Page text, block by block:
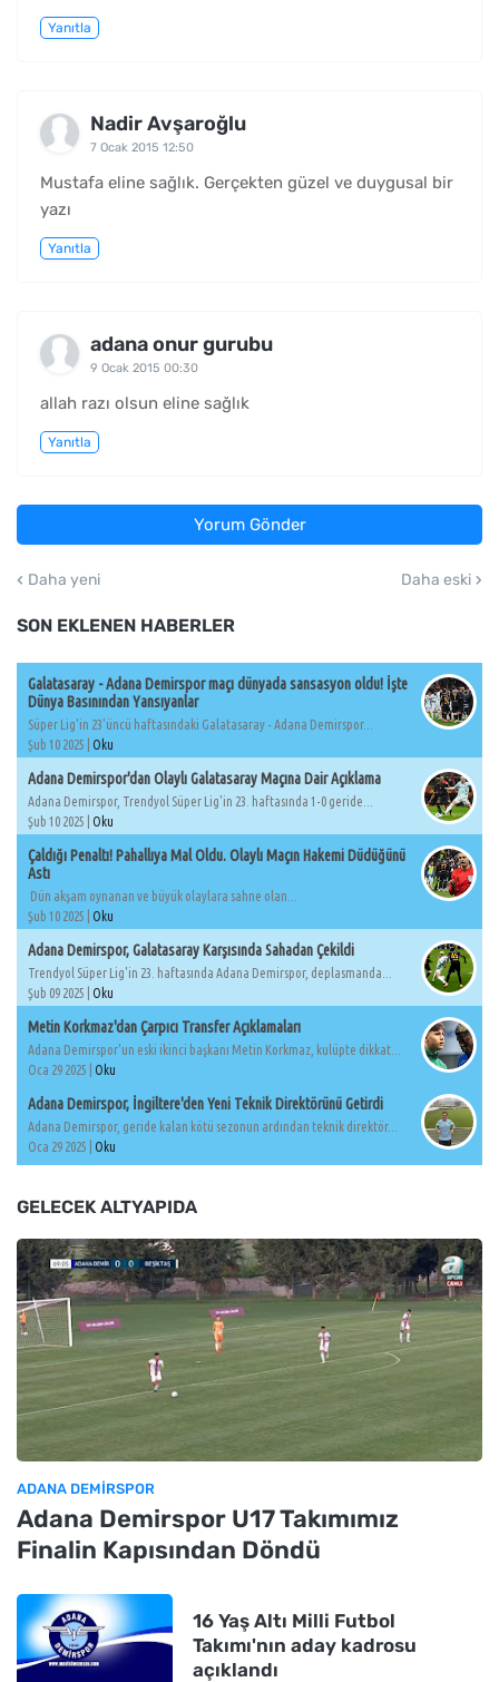
Yanıtla
Nadir Avşaroğlu
7 Ocak 2015 12:50
Mustafa eline sağlık. Gerçekten güzel ve duygusal bir
yazı
Yanıtla
adana onur gurubu
9 Ocak 2015 00:30
allah razı olsun eline sağlık
Yanıtla
Yorum Gönder
Daha yeni Daha eski
SON EKLENEN HABERLER
Galatasaray - Adana Demirspor maçı dünyada sansasyon oldu! İşte
Dünya Basınından Yansıyanlar
Süper Lig'in 23'üncü haftasındaki Galatasaray - Adana Demirspor...
Şub 10 2025 | Oku
Adana Demirspor'dan Olaylı Galatasaray Maçına Dair Açıklama
Adana Demirspor, Trendyol Süper Lig'in 23. haftasında 1-0 geride...
Şub 10 2025 | Oku
Çaldığı Penaltı! Pahallıya Mal Oldu. Olaylı Maçın Hakemi Düdüğünü
Astı
Dün akşam oynanan ve büyük olaylara sahne olan...
Şub 10 2025 | Oku
Adana Demirspor, Galatasaray Karşısında Sahadan Çekildi
Trendyol Süper Lig'in 23. haftasında Adana Demirspor, deplasmanda...
Şub 09 2025 | Oku
Metin Korkmaz'dan Çarpıcı Transfer Açıklamaları
Adana Demirspor'un eski ikinci başkanı Metin Korkmaz, kulüpte dikkat...
Oca 29 2025 | Oku
Adana Demirspor, İngiltere'den Yeni Teknik Direktörünü Getirdi
Adana Demirspor, geride kalan kötü sezonun ardından teknik direktör...
Oca 29 2025 | Oku
GELECEK ALTYAPIDA
ADANA DEMIRSPOR
Adana Demirspor U17 Takımımız
Finalin Kapısından Döndü
16 Yaş Altı Milli Futbol
Takımı'nın aday kadrosu
açıklandı